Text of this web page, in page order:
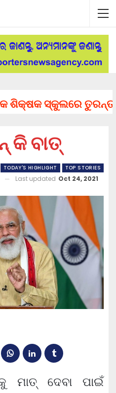
ସ୍କୁଲରେ ତୁରନ୍ତ
କି ବାତ୍
TODAY'S HIGHLIGHT TOP STORIES
Last updated Oct 24, 2021
ମାତ୍ ଦେବା ପାଇଁ